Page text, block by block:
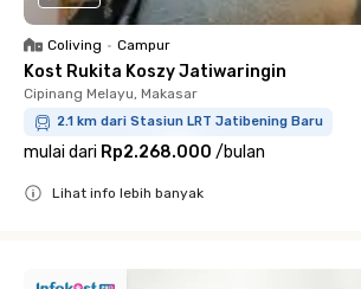
Coliving • Campur
Kost Rukita Koszy Jatiwaringin
Cipinang Melayu, Makasar
2.1 km dari Stasiun LRT Jatibening Baru
mulai dari Rp2.268.000 /bulan
Lihat info lebih banyak